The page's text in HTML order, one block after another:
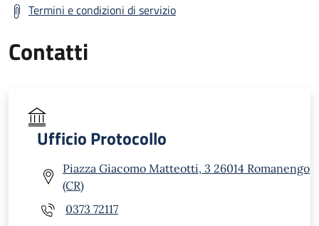
Termini e condizioni di servizio
Contatti
Ufficio Protocollo
Piazza Giacomo Matteotti, 3 26014 Romanengo
(CR)
0373 72117